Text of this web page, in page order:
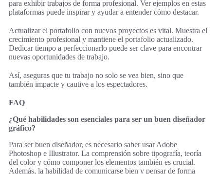
para exhibir trabajos de forma profesional. Ver ejemplos en estas
plataformas puede inspirar y ayudar a entender cómo destacar.
Actualizar el portafolio con nuevos proyectos es vital. Muestra el
crecimiento profesional y mantiene el portafolio actualizado.
Dedicar tiempo a perfeccionarlo puede ser clave para encontrar
nuevas oportunidades de trabajo.
Así, aseguras que tu trabajo no solo se vea bien, sino que
también impacte y cautive a los espectadores.
FAQ
¿Qué habilidades son esenciales para ser un buen diseñador
gráfico?
Para ser buen diseñador, es necesario saber usar Adobe
Photoshop e Illustrator. La comprensión sobre tipografía, teoría
del color y cómo componer los elementos también es crucial.
Además, la habilidad de comunicarse bien y pensar de forma